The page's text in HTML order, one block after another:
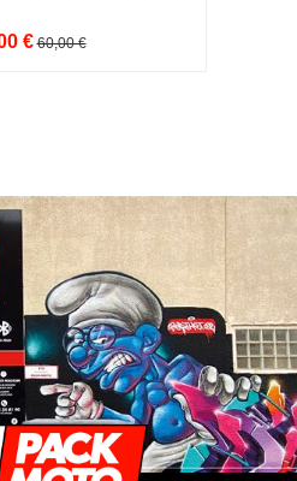
€ 60,00 €